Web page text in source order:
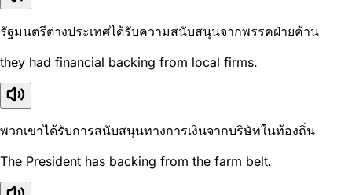
รัฐมนตรีต่างประเทศได้รับความสนับสนุนจากพรรคฝ่ายค้าน
they had financial backing from local firms.
พวกเขาได้รับการสนับสนุนทางการเงินจากบริษัทในท้องถิ่น
The President has backing from the farm belt.